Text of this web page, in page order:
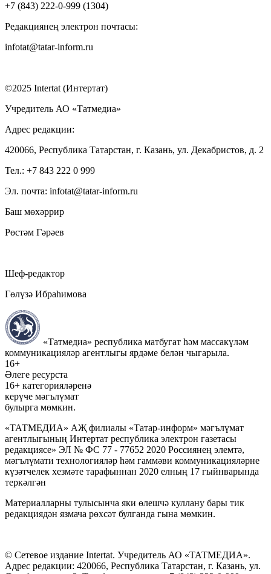
+7 (843) 222-0-999 (1304)
Редакциянең электрон почтасы:
infotat@tatar-inform.ru
©2025 Intertat (Интертат)
Учредитель АО «Татмедиа»
Адрес редакции:
420066, Республика Татарстан, г. Казань, ул. Декабристов, д. 2
Тел.: +7 843 222 0 999
Эл. почта: infotat@tatar-inform.ru
Баш мөхәррир
Рөстәм Гәрәев
Шеф-редактор
Гөлүзә Ибраһимова
«Татмедиа» республика матбугат һәм массакүләм
коммуникацияләр агентлыгы ярдәме белән чыгарыла.
16+
Әлеге ресурста
16+ категорияләренә
керүче мәгълүмат
булырга мөмкин.
«ТАТМЕДИА» АҖ филиалы «Татар-информ» мәгълүмат
агентлыгының Интертат республика электрон газетасы
редакциясе» ЭЛ № ФС 77 - 77652 2020 Россиянең элемтә,
мәгълүмати технологияләр һәм гаммәви коммуникацияләрне
күзәтчелек хезмәте тарафыннан 2020 елның 17 гыйнварында
теркәлгән
Материалларны тулысынча яки өлешчә куллану бары тик
редакциядән язмача рөхсәт булганда гына мөмкин.
© Сетевое издание Intertat. Учредитель АО «ТАТМЕДИА».
Адрес редакции: 420066, Республика Татарстан, г. Казань, ул.